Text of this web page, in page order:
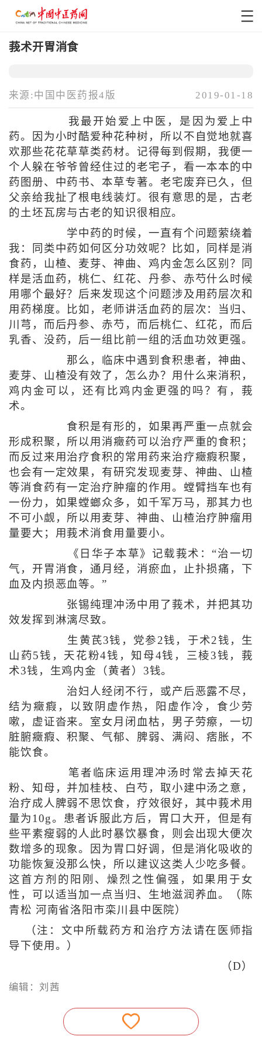
莪术开胃消食
来源:中国中医药报4版 2019-01-18
我最开始爱上中医，是因为爱上中
药。因为小时酷爱种花种树，所以不自觉地就喜
欢那些花花草草类药材。记得每到假期，我便一
个人躲在爷爷曾经住过的老宅子，看一本本的中
药图册、中药书、本草专著。老宅废弃已久，但
父亲给我扯了根电线装灯。很有意思的是，古老
的土坯瓦房与古老的知识很相应。
学中药的时候，一直有个问题萦绕着
我：同类中药如何区分功效呢？比如，同样是消
食药，山楂、麦芽、神曲、鸡内金怎么区别？同
样是活血药，桃仁、红花、丹参、赤芍什么时候
用哪个最好？后来发现这个问题涉及用药层次和
用药梯度。比如，老师讲活血药的层次：当归、
川芎，而后丹参、赤芍，而后桃仁、红花，而后
乳香、没药，后一组比前一组的活血功效更强。
那么，临床中遇到食积患者，神曲、
麦芽、山楂没有效了，怎么办？用什么来消积，
鸡内金可以，还有比鸡内金更强的吗？有，莪
术。
食积是有形的，如果再严重一点就会
形成积聚，所以用消癥药可以治疗严重的食积；
而反过来用治疗食积的常用药来治疗癥瘕积聚，
也会有一定效果，有研究发现麦芽、神曲、山楂
等消食药有一定治疗肿瘤的作用。螳臂挡车也有
一份力，如果螳螂众多，如千军万马，那其力也
不可小觑，所以用麦芽、神曲、山楂治疗肿瘤用
量要大；用莪术消食用量要小。
《日华子本草》记载莪术：“治一切
气，开胃消食，通月经，消瘀血，止扑损痛，下
血及内损恶血等。”
张锡纯理冲汤中用了莪术，并把其功
效发挥到淋漓尽致。
生黄芪3钱，党参2钱，于术2钱，生
山药5钱，天花粉4钱，知母4钱，三棱3钱，莪
术3钱，生鸡内金（黄者）3钱。
治妇人经闭不行，或产后恶露不尽，
结为癥瘕，以致阴虚作热，阳虚作冷，食少劳
嗽，虚证沓来。室女月闭血枯，男子劳瘵，一切
脏腑癥瘕、积聚、气郁、脾弱、满闷、痞胀，不
能饮食。
笔者临床运用理冲汤时常去掉天花
粉、知母，并加桂枝、白芍，取小建中汤之意，
治疗成人脾弱不思饮食，疗效很好，其中莪术用
量为10g。患者诉服此方后，胃口大开，但是有
些平素瘦弱的人此时暴饮暴食，则会出现大便次
数增多的现象。因为胃口好调，但是消化吸收的
功能恢复没那么快，所以建议这类人少吃多餐。
这首方剂的阳刚、燥烈之性偏强，如果用于女
性，可以适当加一点当归、生地滋润养血。（陈
青松 河南省洛阳市栾川县中医院）
（注：文中所载药方和治疗方法请在医师指
导下使用。）
（D）
编辑：刘茜